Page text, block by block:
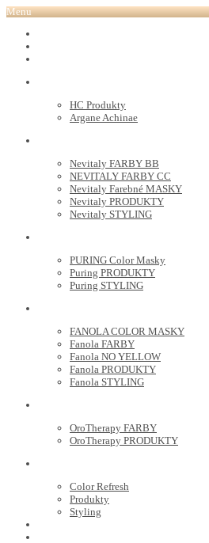
Menu
HC Produkty
Argane Achinae
Nevitaly FARBY BB
NEVITALY FARBY CC
Nevitaly Farebné MASKY
Nevitaly PRODUKTY
Nevitaly STYLING
PURING Color Masky
Puring PRODUKTY
Puring STYLING
FANOLA COLOR MASKY
Fanola FARBY
Fanola NO YELLOW
Fanola PRODUKTY
Fanola STYLING
OroTherapy FARBY
OroTherapy PRODUKTY
Color Refresh
Produkty
Styling